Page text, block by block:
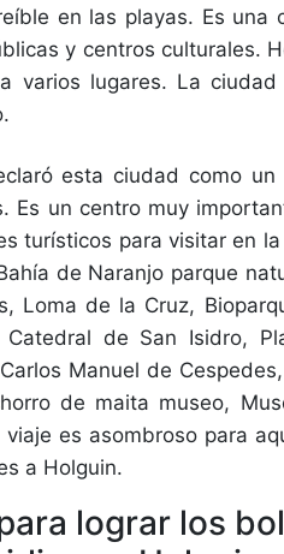
en las playas. Es
y centros culturales.
varios lugares. La
esta ciudad como
Es un centro muy
turísticos para visitar en
de Naranjo parque
Loma de la Cruz,
de San Isidro,
Manuel de
de maita museo,
viaje es asombroso para
a Holguin.
lograr los